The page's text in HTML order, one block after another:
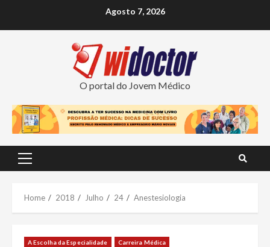
Agosto 7, 2026
O portal do Jovem Médico
Primary
Home 2018 Julho 24 Anestesiologia
A Escolha da Especialidade Carreira Médica